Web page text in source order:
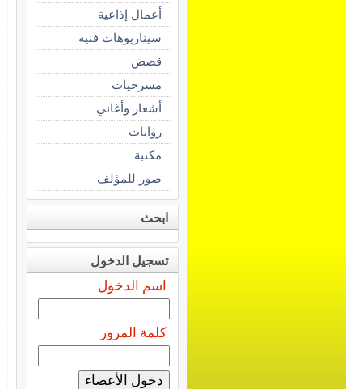
أعمال إذاعية
سيناريوهات فنية
قصص
مسرحيات
أشعار وأغاني
روايات
مكتبة
صور للمؤلف
ابحث
تسجيل الدخول
اسم الدخول
كلمة المرور